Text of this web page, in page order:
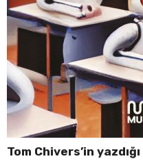
Tom Chivers’in yazdığı